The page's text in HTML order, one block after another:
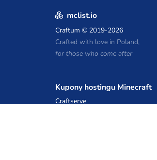
mclist.io
Craftum © 2019-2026
Crafted with love in Poland,
for those who come after
Kupony hostingu Minecraft
Craftserve